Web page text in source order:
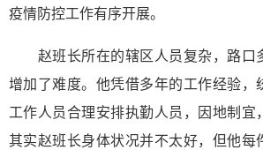
疫情防控工作有序开展。
赵班长所在的辖区人员复杂，路口
增加了难度。他凭借多年的工作经验，
工作人员合理安排执勤人员，因地制宜
其实赵班长身体状况并不太好，但他每